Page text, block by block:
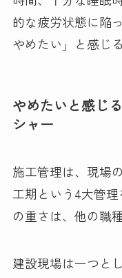
的な疲労状態に陥
やめたい」と感じ
やめたいと感じ
シャー
施工管理は、現場
工期という4大管
の重さは、他の職
建設現場は一つと